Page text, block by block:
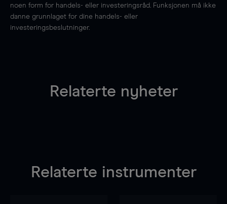
noen form for handels- eller investeringsråd. Funksjonen må ikke
danne grunnlaget for dine handels- eller
investeringsbeslutninger.
Relaterte nyheter
Relaterte instrumenter